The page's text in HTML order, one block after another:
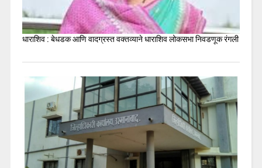
धाराशिव : बेधडक आणि वादग्रस्त वक्तव्याने धाराशिव लोकसभा निवडणूक रंगली